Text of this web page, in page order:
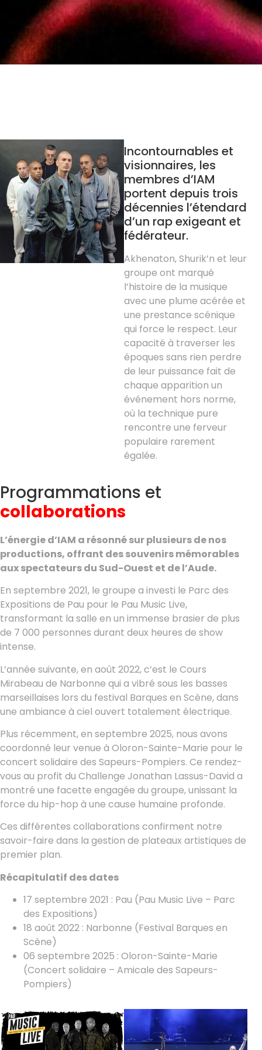
Incontournables et
visionnaires, les
membres d’IAM
portent depuis trois
décennies l’étendard
d’un rap exigeant et
fédérateur.
Akhenaton, Shurik’n et leur
groupe ont marqué
l’histoire de la musique
avec une plume acérée et
une prestance scénique
qui force le respect. Leur
capacité à traverser les
époques sans rien perdre
de leur puissance fait de
chaque apparition un
événement hors norme,
où la technique pure
rencontre une ferveur
populaire rarement
égalée.
Programmations et
collaborations
L’énergie d’IAM a résonné sur plusieurs de nos
productions, offrant des souvenirs mémorables
aux spectateurs du Sud-Ouest et de l’Aude.
En septembre 2021, le groupe a investi le Parc des
Expositions de Pau pour le Pau Music Live,
transformant la salle en un immense brasier de plus
de 7 000 personnes durant deux heures de show
intense.
L’année suivante, en août 2022, c’est le Cours
Mirabeau de Narbonne qui a vibré sous les basses
marseillaises lors du festival Barques en Scène, dans
une ambiance à ciel ouvert totalement électrique.
Plus récemment, en septembre 2025, nous avons
coordonné leur venue à Oloron-Sainte-Marie pour le
concert solidaire des Sapeurs-Pompiers. Ce rendez-
vous au profit du Challenge Jonathan Lassus-David a
montré une facette engagée du groupe, unissant la
force du hip-hop à une cause humaine profonde.
Ces différentes collaborations confirment notre
savoir-faire dans la gestion de plateaux artistiques de
premier plan.
Récapitulatif des dates
17 septembre 2021 : Pau (Pau Music Live – Parc
des Expositions)
18 août 2022 : Narbonne (Festival Barques en
Scène)
06 septembre 2025 : Oloron-Sainte-Marie
(Concert solidaire – Amicale des Sapeurs-
Pompiers)